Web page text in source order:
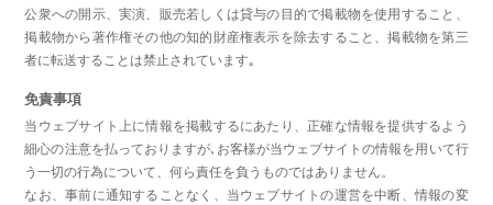
公衆への開示、実演、販売若しくは貸与の目的で掲載物を使用すること、
掲載物から著作権その他の知的財産権表示を除去すること、掲載物を第三
者に転送することは禁止されています｡
免責事項
当ウェブサイト上に情報を掲載するにあたり、正確な情報を提供するよう
細心の注意を払っておりますが､お客様が当ウェブサイトの情報を用いて行
う一切の行為について、何ら責任を負うものではありません。
なお、事前に通知することなく、当ウェブサイトの運営を中断、情報の変